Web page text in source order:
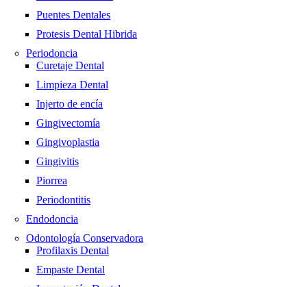
Puentes Dentales
Protesis Dental Hibrida
Periodoncia
Curetaje Dental
Limpieza Dental
Injerto de encía
Gingivectomía
Gingivoplastia
Gingivitis
Piorrea
Periodontitis
Endodoncia
Odontología Conservadora
Profilaxis Dental
Empaste Dental